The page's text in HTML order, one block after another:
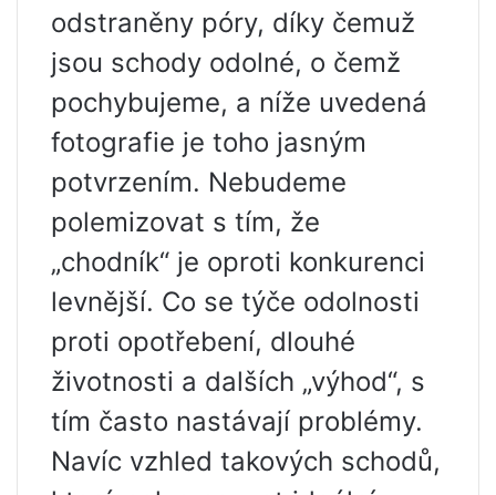
odstraněny póry, díky čemuž
jsou schody odolné, o čemž
pochybujeme, a níže uvedená
fotografie je toho jasným
potvrzením. Nebudeme
polemizovat s tím, že
„chodník“ je oproti konkurenci
levnější. Co se týče odolnosti
proti opotřebení, dlouhé
životnosti a dalších „výhod“, s
tím často nastávají problémy.
Navíc vzhled takových schodů,